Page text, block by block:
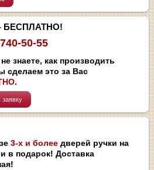
50-55
знаете, как производить
сделаем это за Вас
.
заявку
3-х и более дверей ручки на
в подарок! Доставка